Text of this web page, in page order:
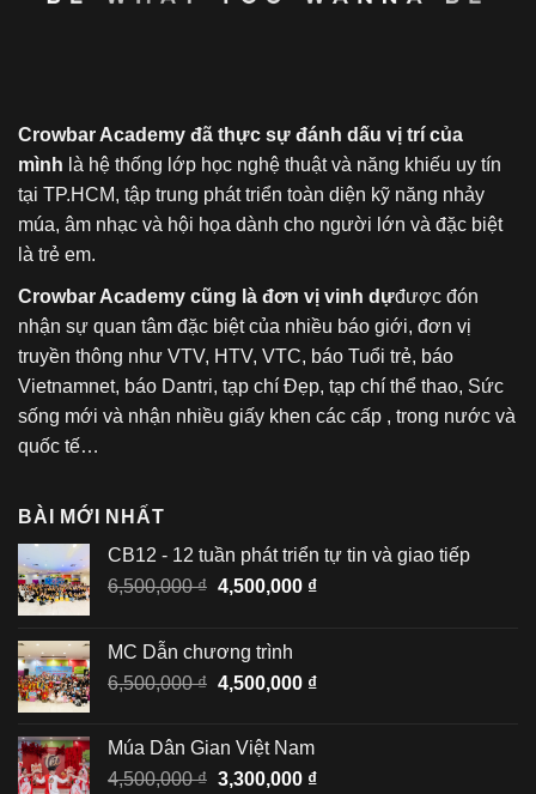
Crowbar Academy đã thực sự đánh dấu vị trí của
mình là hệ thống lớp học nghệ thuật và năng khiếu uy tín
tại TP.HCM, tập trung phát triển toàn diện kỹ năng nhảy
múa, âm nhạc và hội họa dành cho người lớn và đặc biệt
là trẻ em.
Crowbar Academy cũng là đơn vị vinh dựđược đón
nhận sự quan tâm đặc biệt của nhiều báo giới, đơn vị
truyền thông như VTV, HTV, VTC, báo Tuổi trẻ, báo
Vietnamnet, báo Dantri, tạp chí Đẹp, tạp chí thể thao, Sức
sống mới và nhận nhiều giấy khen các cấp , trong nước và
quốc tế…
BÀI MỚI NHẤT
CB12 - 12 tuần phát triển tự tin và giao tiếp
6,500,000₫ Giá
6,500,000 ₫.
4,500,000 ₫Giá
4,500,000 ₫.
MC Dẫn chương trình
6,500,000₫ Giá
6,500,000 ₫.
4,500,000 ₫Giá
4,500,000 ₫.
Múa Dân Gian Việt Nam
4,500,000₫ Giá
3,300,000 ₫Giá